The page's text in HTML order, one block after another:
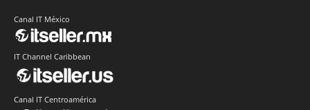
Canal IT México
IT Channel Caribbean
Canal IT Centroamérica